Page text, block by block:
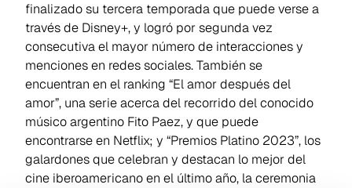
finalizado su tercera temporada que puede verse a
través de Disney+, y logró por segunda vez
consecutiva el mayor número de interacciones y
menciones en redes sociales. También se
encuentran en el ranking “El amor después del
amor”, una serie acerca del recorrido del conocido
músico argentino Fito Paez, y que puede
encontrarse en Netflix; y “Premios Platino 2023”, los
galardones que celebran y destacan lo mejor del
cine iberoamericano en el último año, la ceremonia